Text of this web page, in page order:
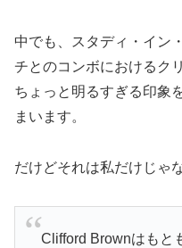
中でも、スタディ・イン
チとのコンボにおけるク
ちょっと明るすぎる印象
まいます。
だけどそれは私だけじゃ
Clifford Brownはもと